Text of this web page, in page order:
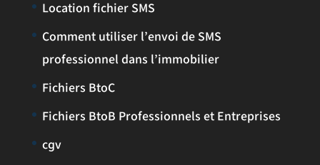
Location fichier SMS
Comment utiliser l’envoi de SMS
professionnel dans l’immobilier
Fichiers BtoC
Fichiers BtoB Professionnels et Entreprises
cgv